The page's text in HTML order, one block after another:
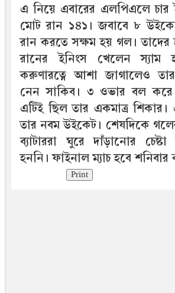
এ নিয়ে এবারের এলপিএলে চার
মোট রান ১৪১। জবাবে ৮
রান করতে সক্ষম হয় গল। তাদের
রানের ইনিংস খেলেন স্যাম
করুণারত্নে আশা জাগালেও
নেন সাকিব। ৩ ওভার বল
এটিই ছিল তার একমাত্র
তার নবম উইকেট। শেষদিকে
ব্যাটাররা ঘুরে দাঁড়ানোর
হননি। ফাইনাল ম্যাচ হবে
Print